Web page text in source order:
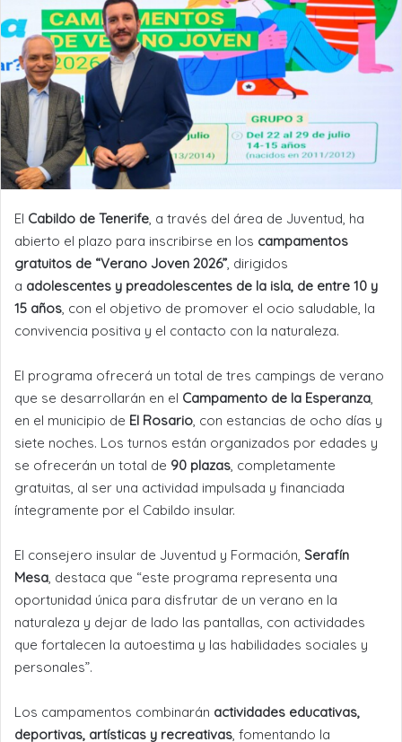
El Cabildo de Tenerife, a través del área de Juventud, ha
abierto el plazo para inscribirse en los campamentos
gratuitos de “Verano Joven 2026”, dirigidos
a adolescentes y preadolescentes de la isla, de entre 10 y
15 años, con el objetivo de promover el ocio saludable, la
convivencia positiva y el contacto con la naturaleza.
El programa ofrecerá un total de tres campings de verano
que se desarrollarán en el Campamento de la Esperanza,
en el municipio de El Rosario, con estancias de ocho días y
siete noches. Los turnos están organizados por edades y
se ofrecerán un total de 90 plazas, completamente
gratuitas, al ser una actividad impulsada y financiada
íntegramente por el Cabildo insular.
El consejero insular de Juventud y Formación, Serafín
Mesa, destaca que “este programa representa una
oportunidad única para disfrutar de un verano en la
naturaleza y dejar de lado las pantallas, con actividades
que fortalecen la autoestima y las habilidades sociales y
personales”.
Los campamentos combinarán actividades educativas,
deportivas, artísticas y recreativas, fomentando la